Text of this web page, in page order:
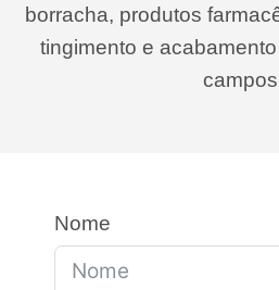
borracha, produtos
tingimento e
Nome